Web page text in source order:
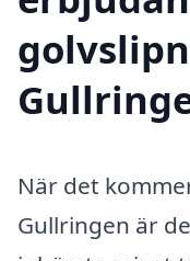
När det
Gullringen är